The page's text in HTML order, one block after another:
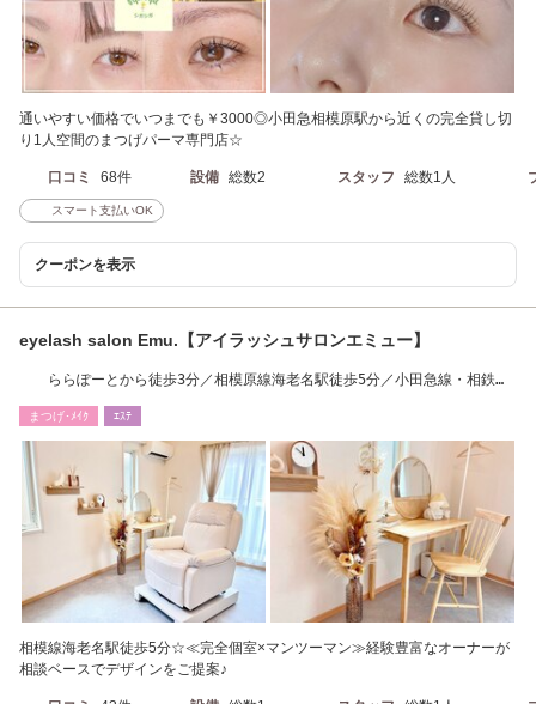
通いやすい価格でいつまでも￥3000◎小田急相模原駅から近くの完全貸し切
り1人空間のまつげパーマ専門店☆
口コミ 68件 設備 総数2 スタッフ 総数1人
スマート支払いOK
クーポンを表示
eyelash salon Emu.【アイラッシュサロンエミュー】
ららぽーとから徒歩3分／相模原線海老名駅徒歩5分／小田急線・相鉄線
まつげ･ﾒｲｸ ｴｽﾃ
相模線海老名駅徒歩5分☆≪完全個室×マンツーマン≫経験豊富なオーナーが
相談ベースでデザインをご提案♪